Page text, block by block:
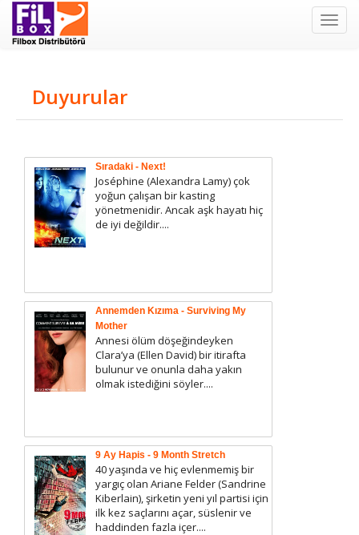
Filbox
Duyurular
Sıradaki - Next!
Joséphine (Alexandra Lamy) çok
yoğun çalışan bir kasting
yönetmenidir. Ancak aşk hayatı hiç
de iyi değildir....
Annemden Kızıma - Surviving My
Mother
Annesi ölüm döşeğindeyken
Clara’ya (Ellen David) bir itirafta
bulunur ve onunla daha yakın
olmak istediğini söyler....
9 Ay Hapis - 9 Month Stretch
40 yaşında ve hiç evlenmemiş bir
yargıç olan Ariane Felder (Sandrine
Kiberlain), şirketin yeni yıl partisi için
ilk kez saçlarını açar, süslenir ve
haddinden fazla içer....